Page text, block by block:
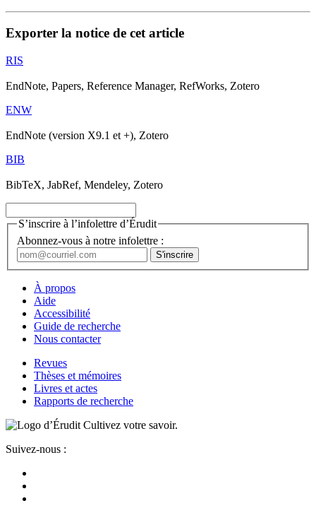
Exporter la notice de cet article
RIS
EndNote, Papers, Reference Manager, RefWorks, Zotero
ENW
EndNote (version X9.1 et +), Zotero
BIB
BibTeX, JabRef, Mendeley, Zotero
S’inscrire à l’infolettre d’Érudit
Abonnez-vous à notre infolettre :
À propos
Aide
Accessibilité
Guide de recherche
Nous contacter
Revues
Thèses et mémoires
Livres et actes
Rapports de recherche
Cultivez votre savoir.
Suivez-nous :